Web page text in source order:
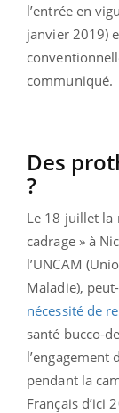
l’entrée en
janvier 2019)
communiqué.
Des
?
Le 18 juillet la
cadrage » à
l’UNCAM
Maladie),
nécessité de
santé bucco-
l’engagement
pendant la
Français d’ici